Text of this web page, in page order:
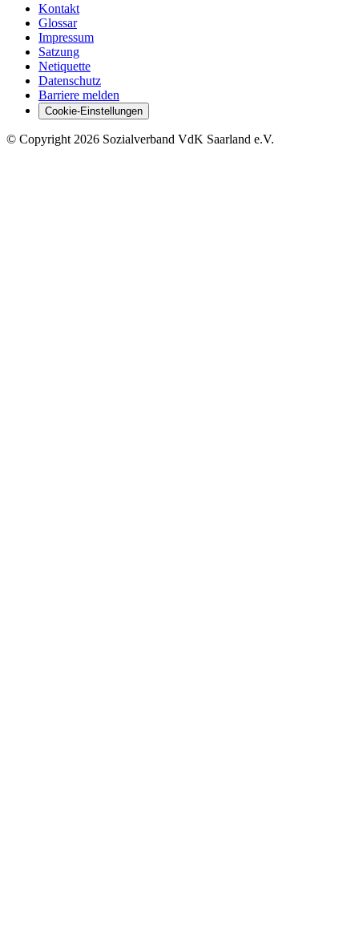
Kontakt
Glossar
Impressum
Satzung
Netiquette
Datenschutz
Barriere melden
Cookie-Einstellungen
© Copyright 2026 Sozialverband VdK Saarland e.V.